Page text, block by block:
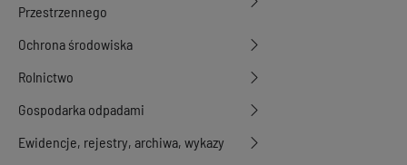
Przestrzennego
Ochrona środowiska
Rolnictwo
Gospodarka odpadami
Ewidencje, rejestry, archiwa, wykazy